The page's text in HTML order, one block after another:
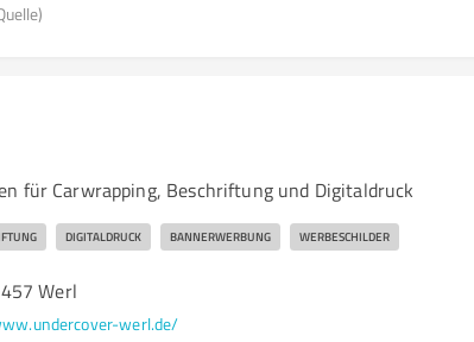
für Carwrapping, Beschriftung und Digitaldruck
DIGITALDRUCK BANNERWERBUNG WERBESCHILDER
Werl
werl.de/